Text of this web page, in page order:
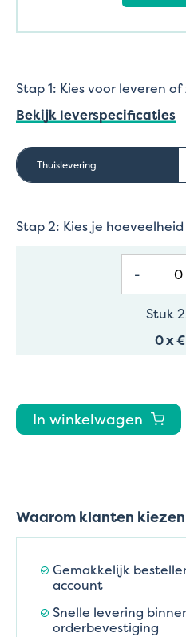
Stap 1: Kies voor leveren
Bekijk leverspecificaties
Thuislevering
Stap 2: Kies je hoeveelheid
-
0x
In winkelwagen
Waarom klanten
Gemakkelijk
account
Snelle levering
orderbevestiging